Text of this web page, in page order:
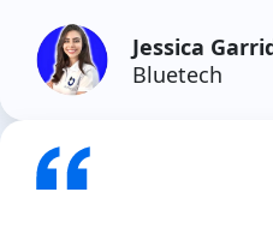
Jessica
Bluetech